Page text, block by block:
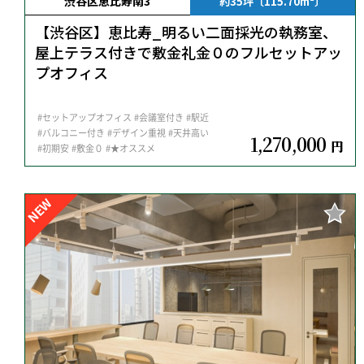
【渋谷区】恵比寿_明るい二面採光の執務室、
屋上テラス付きで敷金礼金０のフルセットアッ
プオフィス
#セットアップオフィス #会議室付き #駅近
#バルコニー付き #デザイン重視#天井高い
#初期安 #敷金０ #★オススメ 1,270,000 円
NEW